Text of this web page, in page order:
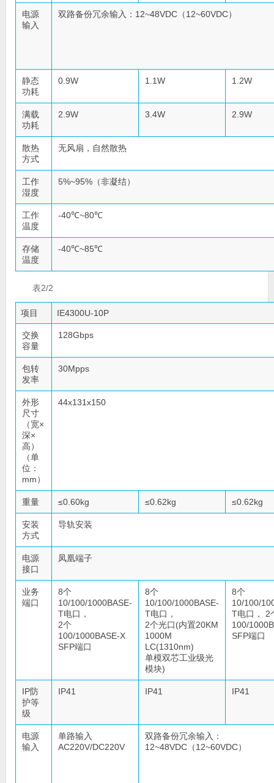
电源
输入
双路备份冗余输入：12~48VDC（12~60VDC）
静态
功耗
0.9W 1.1W 1.2W
满载
功耗
2.9W 3.4W 2.9W
散热
方式
无风扇，自然散热
工作
湿度
5%~95%（非凝结）
工作
温度
-40℃~80℃
存储
温度
-40℃~85℃
表2/2
项目 IE4300U-10P
交换
容量
128Gbps
包转
发率
30Mpps
外形
尺寸
（宽×
深×
高）
（单
位：
mm）
44x131x150
重量 ≤0.60kg ≤0.62kg ≤0.62kg
安装
方式
导轨安装
电源
接口
凤凰端子
业务
端口
8个
10/100/1000BASE-
T电口，
2个
100/1000BASE-X
SFP端口
8个
10/100/1000BASE-
T电口，
2个光口(内置20KM
1000M
LC(1310nm)
单模双芯工业级光
模块)
8个
10/100/
T电口， 2
100/
SFP端口
IP防
护等
级
IP41 IP41 IP41
电源
输入
单路输入
AC220V/DC220V
双路备份冗余输入：
12~48VDC（12~60VDC）